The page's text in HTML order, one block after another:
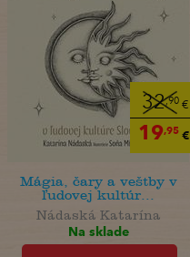
32,90€
19,95€
Mágia, čary a veštby v
ľudovej kultúr...
Nádaská Katarína
Na sklade